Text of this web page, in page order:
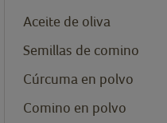
Aceite de oliva
Semillas de comino
Cúrcuma en polvo
Comino en polvo